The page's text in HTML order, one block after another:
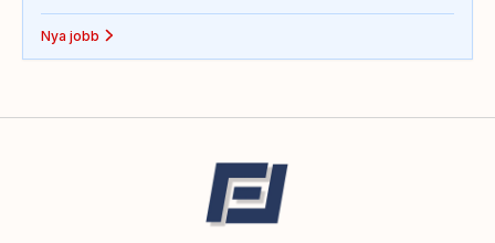
Nya jobb